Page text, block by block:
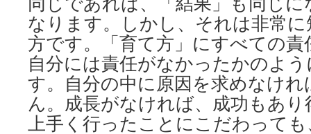
なります。しかし、それは非常
方です。「育て方」にすべての
自分には責任がなかったかのよ
す。自分の中に原因を求めなけ
ん。成長がなければ、成功もあ
上手く行ったことにこだわって